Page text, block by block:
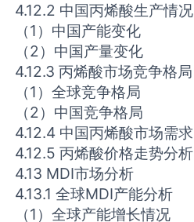
4.12.2 中国丙烯酸生产情况
（1）中国产能变化
（2）中国产量变化
4.12.3 丙烯酸市场竞争格局
（1）全球竞争格局
（2）中国竞争格局
4.12.4 中国丙烯酸市场需求
4.12.5 丙烯酸价格走势分析
4.13 MDI市场分析
4.13.1 全球MDI产能分析
（1）全球产能增长情况